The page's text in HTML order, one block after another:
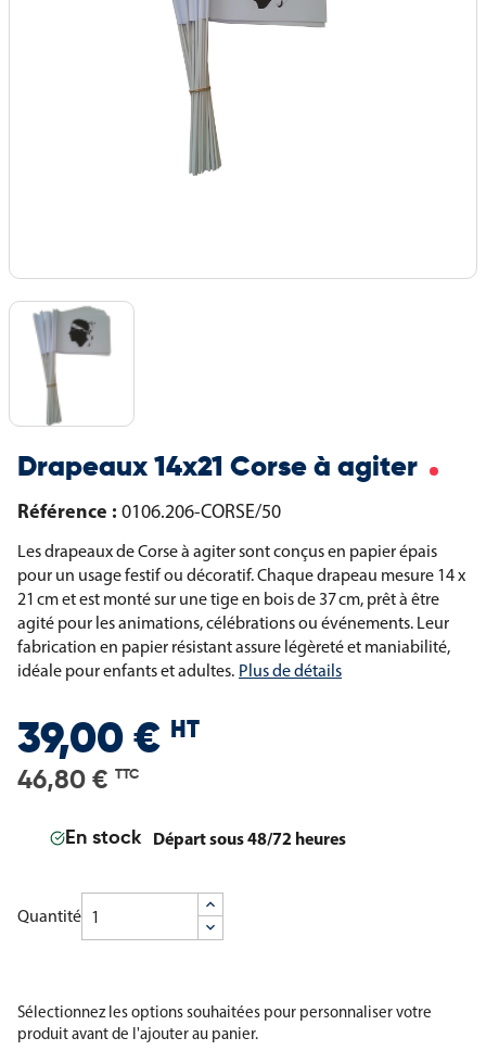
Drapeaux 14x21 Corse à agiter
Référence : 0106.206-CORSE/50
Les drapeaux de Corse à agiter sont conçus en papier épais
pour un usage festif ou décoratif. Chaque drapeau mesure 14 x
21 cm et est monté sur une tige en bois de 37 cm, prêt à être
agité pour les animations, célébrations ou événements. Leur
fabrication en papier résistant assure légèreté et maniabilité,
idéale pour enfants et adultes. Plus de détails
39,00 € HT
46,80 € TTC
En stock Départ sous 48/72 heures
Quantité
Sélectionnez les options souhaitées pour personnaliser votre
produit avant de l'ajouter au panier.